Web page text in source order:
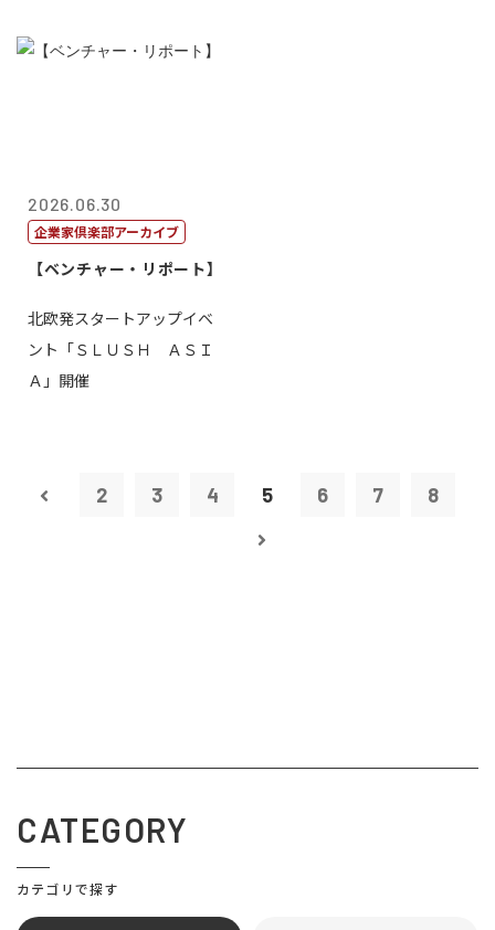
2026.06.30
企業家倶楽部アーカイブ
【ベンチャー・リポート】
北欧発スタートアップイベ
ント「ＳＬＵＳＨ ＡＳＩ
Ａ」開催
2 3 4 5 6 7 8
CATEGORY
カテゴリで探す